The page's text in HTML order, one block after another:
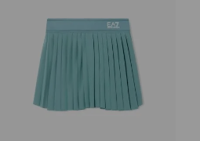
DATA
NASCIMENTO*